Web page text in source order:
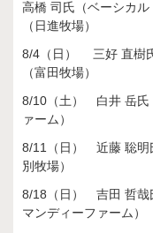
高橋 司氏（ベーシカ
（日進牧場）
8/4（日） 三好 直樹
（富田牧場）
8/10（土） 白井 岳氏
ァーム）
8/11（日） 近藤 聡明
別牧場）
8/18（日） 吉田 哲哉
マンディーファーム）